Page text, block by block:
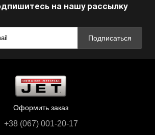
на нашу рассылку
Подписаться
Оформить заказ
+38 (067) 001-20-17